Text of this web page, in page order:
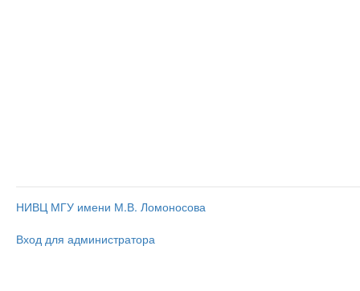
НИВЦ МГУ имени М.В. Ломоносова
Вход для администратора